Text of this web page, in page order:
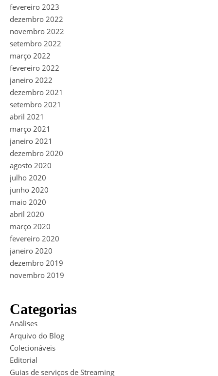
fevereiro 2023
dezembro 2022
novembro 2022
setembro 2022
março 2022
fevereiro 2022
janeiro 2022
dezembro 2021
setembro 2021
abril 2021
março 2021
janeiro 2021
dezembro 2020
agosto 2020
julho 2020
junho 2020
maio 2020
abril 2020
março 2020
fevereiro 2020
janeiro 2020
dezembro 2019
novembro 2019
Categorias
Análises
Arquivo do Blog
Colecionáveis
Editorial
Guias de serviços de Streaming